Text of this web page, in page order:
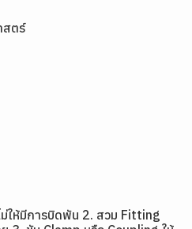
สตร์
ให้มีการบิดพัน 2. สวม Fitting